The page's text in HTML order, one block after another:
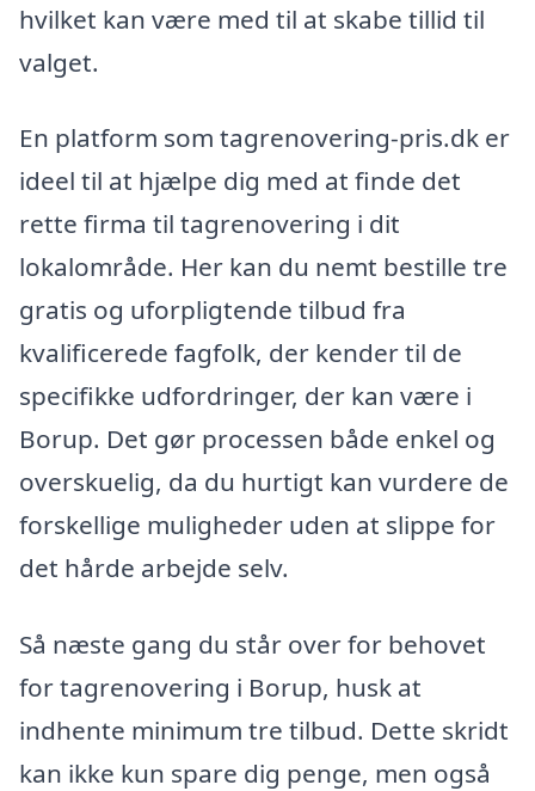
hvilket kan være med til at skabe tillid til
valget.
En platform som tagrenovering-pris.dk er
ideel til at hjælpe dig med at finde det
rette firma til tagrenovering i dit
lokalområde. Her kan du nemt bestille tre
gratis og uforpligtende tilbud fra
kvalificerede fagfolk, der kender til de
specifikke udfordringer, der kan være i
Borup. Det gør processen både enkel og
overskuelig, da du hurtigt kan vurdere de
forskellige muligheder uden at slippe for
det hårde arbejde selv.
Så næste gang du står over for behovet
for tagrenovering i Borup, husk at
indhente minimum tre tilbud. Dette skridt
kan ikke kun spare dig penge, men også